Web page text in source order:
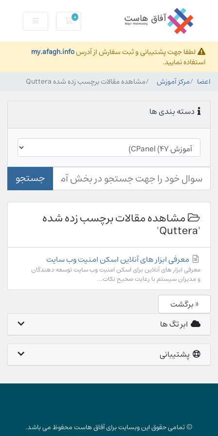
0 کارت خرید
لطفا جهت پشتیبانی و ثبت سفارش از آدرسmy.afagh.info
استفاده نمایید.
اعضا
مرکز آموزش مشاهده مقالات برچسب زده شده Quttera
دسته بندی ها
جستجو
مشاهده مقالات برچسب زده شده
'Quttera'
معرفی ابزار های آنلاین اسکن امنیت وب سایت
معرفی ابزار های آنلاین برای اسکن امنیت وب سایت توسعه دهندگان
و مدیران سیستم با رعایت صحیح نکات...
« برگشت
ابر تگ ها
پشتیبانی
© تمامی حقوق این وبسایت برای آفاق هاست محفوظ می باشد.